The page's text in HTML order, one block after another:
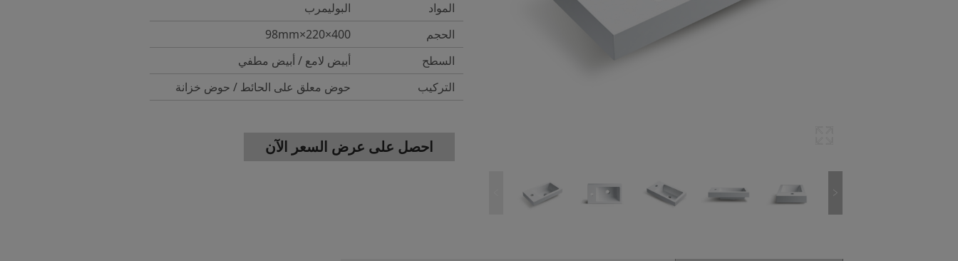
المواد
البوليمرب
الحجم
400×220×98mm
السطح
أبيض لامع / أبيض مطفي
التركيب
حوض معلق على الحائط / حوض خزانة
احصل على عرض السعر الآن